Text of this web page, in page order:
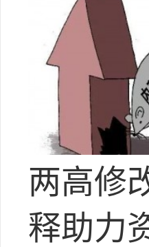
两高修
释助力